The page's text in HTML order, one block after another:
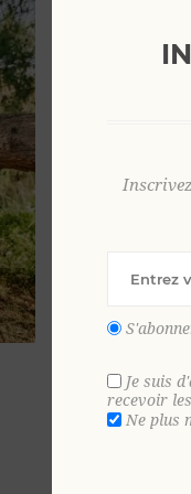
Polo en tricot
CREME
Je suis
recevoir
Ne plus